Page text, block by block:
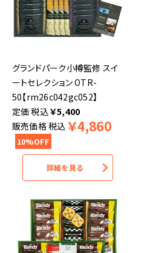
グランドパーク小樽監修 スイ
ートセレクション OTR-
50【rm26c042gc052】
税込￥5,400
販売価格税込 ￥4,860
10%OFF
詳細を見る